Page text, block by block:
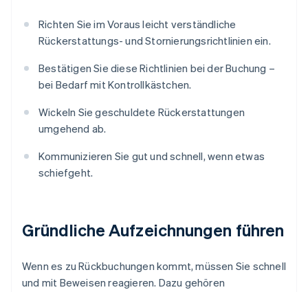
Richten Sie im Voraus leicht verständliche
Rückerstattungs- und Stornierungsrichtlinien ein.
Bestätigen Sie diese Richtlinien bei der Buchung –
bei Bedarf mit Kontrollkästchen.
Wickeln Sie geschuldete Rückerstattungen
umgehend ab.
Kommunizieren Sie gut und schnell, wenn etwas
schiefgeht.
Gründliche Aufzeichnungen führen
Wenn es zu Rückbuchungen kommt, müssen Sie schnell
und mit Beweisen reagieren. Dazu gehören